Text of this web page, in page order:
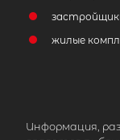
жилые
Информация,